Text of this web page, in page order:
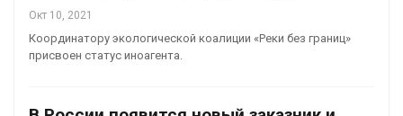
Окт 10, 2021
Координатору экологической коалиции «Реки без границ»
присвоен статус иноагента.